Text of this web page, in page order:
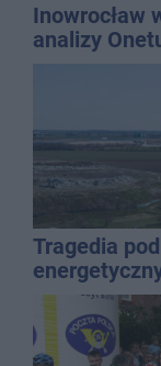
Inowrocław
analizy
Tragedia
mężczyzny